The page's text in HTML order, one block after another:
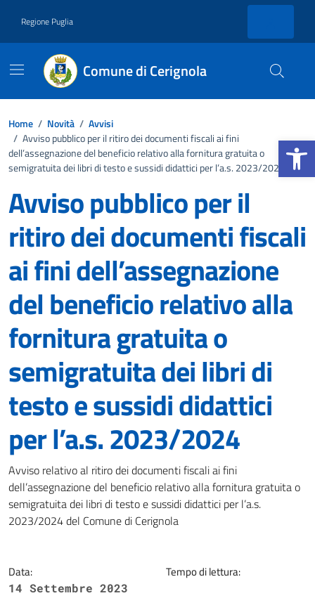
Apri la
Regione Puglia
Comune di Cerignola
Home / Novità / Avvisi
/ Avviso pubblico per il ritiro dei documenti fiscali ai fini
dell’assegnazione del beneficio relativo alla fornitura gratuita o
semigratuita dei libri di testo e sussidi didattici per l’a.s. 2023/2024
Avviso pubblico per il
ritiro dei documenti fiscali
ai fini dell’assegnazione
del beneficio relativo alla
fornitura gratuita o
semigratuita dei libri di
testo e sussidi didattici
per l’a.s. 2023/2024
Dettagli della notizia
Avviso relativo al ritiro dei documenti fiscali ai fini
dell’assegnazione del beneficio relativo alla fornitura gratuita o
semigratuita dei libri di testo e sussidi didattici per l’a.s.
2023/2024 del Comune di Cerignola
Data:
14 Settembre 2023
Tempo di lettura: